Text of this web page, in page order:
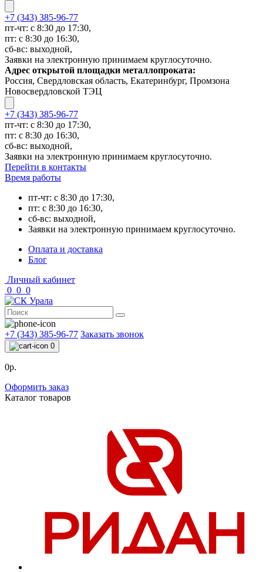
+7 (343) 385-96-77
пт-чт: с 8:30 до 17:30,
пт: с 8:30 до 16:30,
сб-вс: выходной,
Заявки на электронную принимаем круглосуточно.
Адрес открытой площадки металлопроката:
Россия, Свердловская область, Екатеринбург, Промзона
Новосвердловской ТЭЦ
+7 (343) 385-96-77
пт-чт: с 8:30 до 17:30,
пт: с 8:30 до 16:30,
сб-вс: выходной,
Заявки на электронную принимаем круглосуточно.
Перейти в контакты
Время работы
пт-чт: с 8:30 до 17:30,
пт: с 8:30 до 16:30,
сб-вс: выходной,
Заявки на электронную принимаем круглосуточно.
Оплата и доставка
Блог
Личный кабинет
0 0 0
+7 (343) 385-96-77 Заказать звонок
0
0р.
Оформить заказ
Каталог товаров